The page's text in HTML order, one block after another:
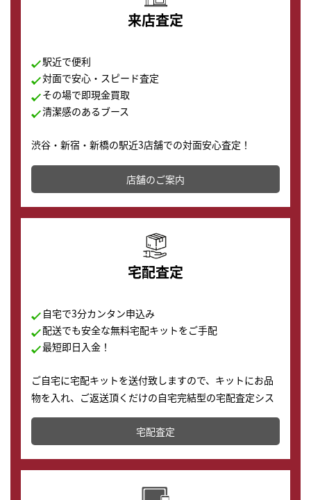
来店査定
駅近で便利
対面で安心・スピード査定
その場で即現金買取
清潔感のあるブース
渋谷・新宿・新橋の駅近3店舗での対面安心査定！
その場で現金買取致します。渋谷本店では、時計販売の
店舗を併設しており、下取りに出してお得に新しい時計
の購入もできます♪
店舗のご案内
宅配査定
自宅で3分カンタン申込み
配送でも安全な無料宅配キットをご手配
最短即日入金！
ご自宅に宅配キットを送付致しますので、キットにお品
物を入れ、ご返送頂くだけの自宅完結型の宅配査定シス
テムです。
配送でも簡単&安全に査定・買取に出すことが可能で
す。
宅配査定